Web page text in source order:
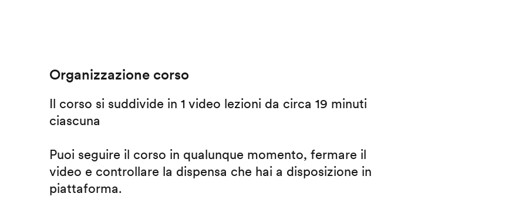
Organizzazione corso
Il corso si suddivide in 1 video lezioni da circa 19 minuti
ciascuna
Puoi seguire il corso in qualunque momento, fermare il
video e controllare la dispensa che hai a disposizione in
piattaforma.